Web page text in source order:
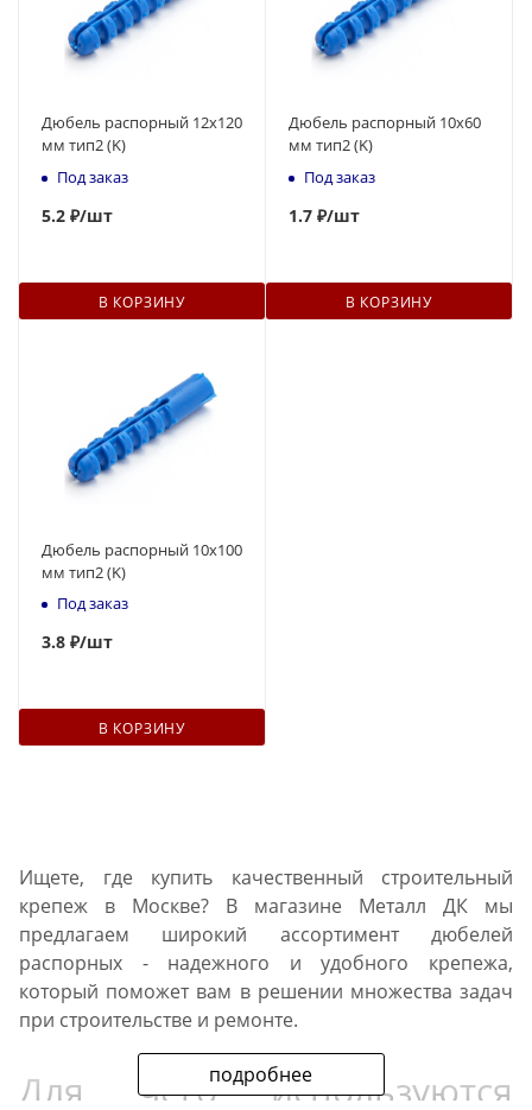
Дюбель распорный 12x120
мм тип2 (K)
Под заказ
5.2 ₽/шт
В КОРЗИНУ
Дюбель распорный 10x60
мм тип2 (K)
Под заказ
1.7 ₽/шт
В КОРЗИНУ
Дюбель распорный 10x100
мм тип2 (K)
Под заказ
3.8 ₽/шт
В КОРЗИНУ
подробнее
Ищете, где купить качественный строительный
крепеж в Москве? В магазине Металл ДК мы
предлагаем широкий ассортимент дюбелей
распорных - надежного и удобного крепежа,
который поможет вам в решении множества задач
при строительстве и ремонте.
Для чего используются